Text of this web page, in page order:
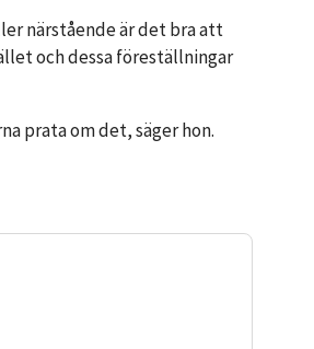
närstående är det bra att
och dessa föreställningar
prata om det, säger hon.